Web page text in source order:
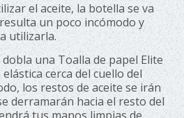
el aceite, la botella se va
un poco incómodo y
utilizarla.
una Toalla de papel Elite
cerca del cuello del
los restos de aceite se irán
derramarán hacia el resto del